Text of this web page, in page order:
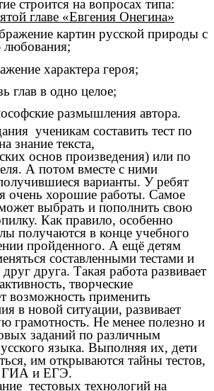
строится на вопросах типа:
главе «Евгения Онегина»
картин русской природы с
любования;
характера героя;
глав в одно целое;
размышления автора.
ученикам составить тест по
знание текста,
основ произведения) или по
А потом вместе с ними
варианты. У ребят
очень хорошие работы. Самое
выбрать и пополнить свою
Как правило, особенно
получаются в конце учебного
пройденного. А ещё детям
составленными тестами и
друга. Такая работа развивает
творческие
возможность применить
в новой ситуации, развивает
грамотность. Не менее полезно и
заданий по различным
языка. Выполняя их, дети
им открываются тайны тестов,
ГИА и ЕГЭ.
тестовых технологий на